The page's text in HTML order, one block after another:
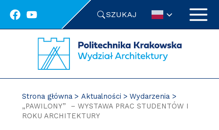
SZUKAJ
Strona główna Aktualności
Wydarzenia
„PAWILONY” – WYSTAWA PRAC STUDENTÓW I
ROKU ARCHITEKTURY